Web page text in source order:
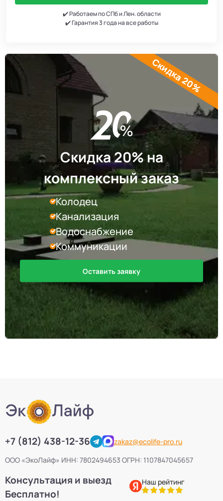
✔️ Работаем по СПб и Лен. области
✔️ Гарантия 3 года на все работы
Скидка 20% на
комплексный заказ
Колодец
Канализация
Водоснабжение
Коммуникации
Оставить заявку
Скидка 20%
+7 (812) 438-12-36
zakaz@ecolife-pro.ru
ООО «ЭкоЛайф» ИНН: 7802494653 ОГРН: 1107847045657
Консультация и выезд
Бесплатно!
Наш рейтинг